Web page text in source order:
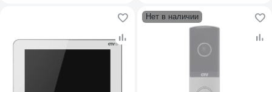
Нет в наличии